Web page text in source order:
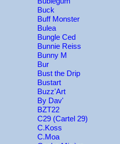
Buck
Buff Monster
Bulea
Bungle Ced
Bunnie Reiss
Bunny M
Bur
Bust the Drip
Bustart
Buzz'Art
By Dav'
BZT22
C29 (Cartel 29)
C.Koss
C.Moa